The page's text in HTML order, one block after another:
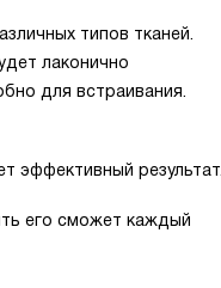
типов тканей.
лаконично
для встраивания.
эффективный результат.
его сможет каждый